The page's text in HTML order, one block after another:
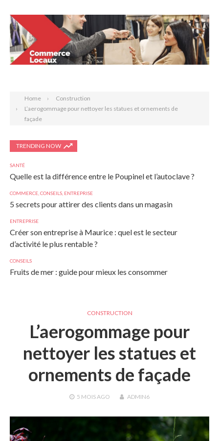
Home
Construction
L’aerogommage pour nettoyer les statues et ornements de
façade
TRENDING NOW
SANTÉ
Quelle est la différence entre le Poupinel et l’autoclave ?
COMMERCE CONSEILS ENTREPRISE
5 secrets pour attirer des clients dans un magasin
ENTREPRISE
Créer son entreprise à Maurice : quel est le secteur
d’activité le plus rentable ?
CONSEILS
Fruits de mer : guide pour mieux les consommer
CONSTRUCTION
L’aerogommage pour
nettoyer les statues et
ornements de façade
5 MOISAGO ADMIN6